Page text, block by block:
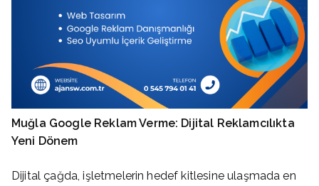
Muğla Google Reklam Verme: Dijital Reklamcılıkta
Yeni Dönem
Dijital çağda, işletmelerin hedef kitlesine ulaşmada en